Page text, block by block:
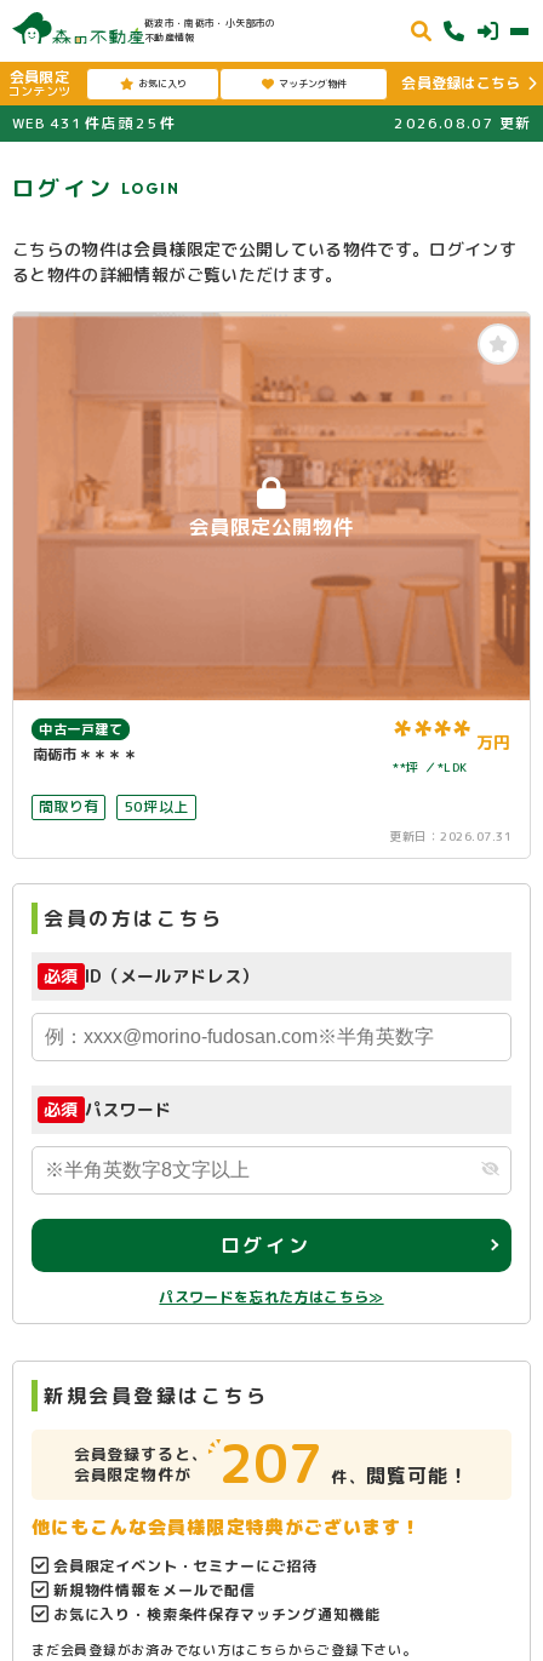
砺波市・南砺市・小矢部市の
不動産情報
会員限定
コンテンツ お気に入り マッチング物件
会員登録はこちら
WEB 431 件店頭25 件 2026.08.07 更新
ログイン LOGIN
こちらの物件は会員様限定で公開している物件です。ログインす
ると物件の詳細情報がご覧いただけます。
会員限定公開物件
中古一戸建て
南砺市＊＊＊＊ **** 万円
**坪 *LDK
間取り有 50坪以上
更新日： 2026.07.31
会員の方はこちら
必須 ID（メールアドレス）
必須 パスワード
ログイン
パスワードを忘れた方はこちら≫
新規会員登録はこちら
会員登録すると、
会員限定物件が
207 件、 閲覧可能！
他にもこんな会員様限定特典がございます！
会員限定イベント・セミナーにご招待
新規物件情報をメールで配信
お気に入り・検索条件保存マッチング通知機能
まだ会員登録がお済みでない方はこちらからご登録下さい。